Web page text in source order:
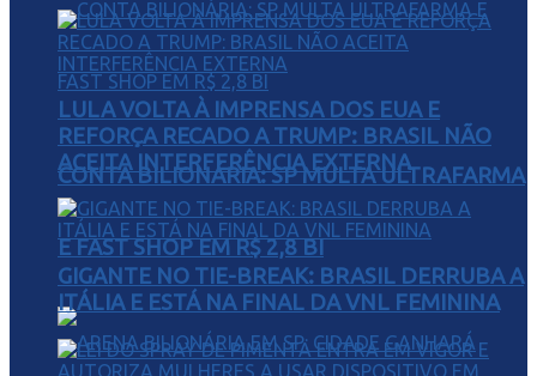
CONTA BILIONÁRIA: SP MULTA ULTRAFARMA
E FAST SHOP EM R$ 2,8 BI
LULA VOLTA À IMPRENSA DOS EUA E
REFORÇA RECADO A TRUMP: BRASIL NÃO
ACEITA INTERFERÊNCIA EXTERNA
GIGANTE NO TIE-BREAK: BRASIL DERRUBA A
ITÁLIA E ESTÁ NA FINAL DA VNL FEMININA